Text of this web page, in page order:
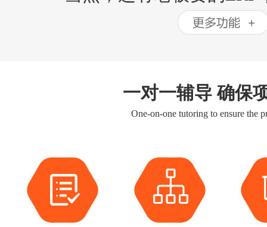
一对一辅导 确保
One-on-one tutoring to ensure the